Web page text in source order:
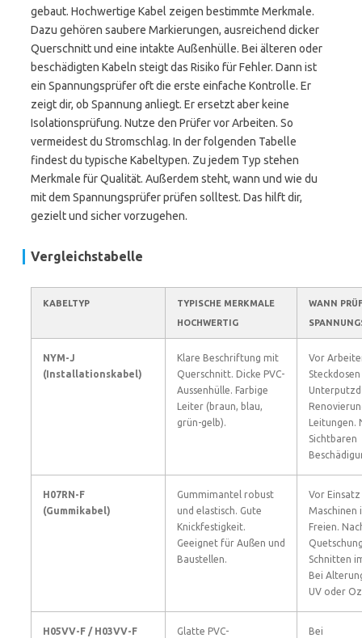
gebaut. Hochwertige Kabel zeigen bestimmte Merkmale.
Dazu gehören saubere Markierungen, ausreichend dicker
Querschnitt und eine intakte Außenhülle. Bei älteren oder
beschädigten Kabeln steigt das Risiko für Fehler. Dann ist
ein Spannungsprüfer oft die erste einfache Kontrolle. Er
zeigt dir, ob Spannung anliegt. Er ersetzt aber keine
Isolationsprüfung. Nutze den Prüfer vor Arbeiten. So
vermeidest du Stromschlag. In der folgenden Tabelle
findest du typische Kabeltypen. Zu jedem Typ stehen
Merkmale für Qualität. Außerdem steht, wann und wie du
mit dem Spannungsprüfer prüfen solltest. Das hilft dir,
gezielt und sicher vorzugehen.
Vergleichstabelle
KABELTYP
TYPISCHE MERKMALE
HOCHWERTIG
WANN
NYM-J
(Installationskabel)
Klare Beschriftung mit
Querschnitt. Dicke PVC-
Aussenhülle. Farbige
Leiter (braun, blau,
grün-gelb).
Vor
Leitungen.
Sichtbaren
H07RN-F
(Gummikabel)
Gummimantel robust
und elastisch. Gute
Knickfestigkeit.
Geeignet für Außen und
Baustellen.
Vor
Maschinen
Freien.
Schnitten
Bei
UV oder
H05VV-F / H03VV-F
Glatte PVC-
Bei